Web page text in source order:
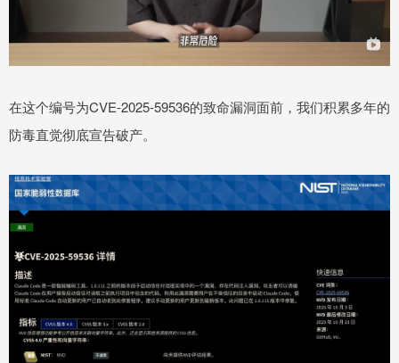
在这个编号为CVE-2025-59536的致命漏洞面前，我们积累多年的
防毒直觉彻底宣告破产。